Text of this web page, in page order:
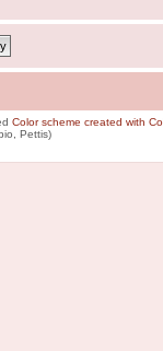
Color scheme created with
Pettis)